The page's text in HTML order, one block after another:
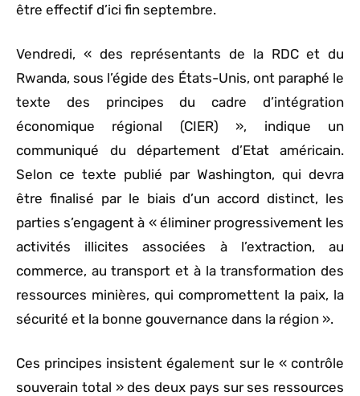
être effectif d’ici fin septembre.
Vendredi, « des représentants de la RDC et du
Rwanda, sous l’égide des États-Unis, ont paraphé le
texte des principes du cadre d’intégration
économique régional (CIER) », indique un
communiqué du département d’Etat américain.
Selon ce texte publié par Washington, qui devra
être finalisé par le biais d’un accord distinct, les
parties s’engagent à « éliminer progressivement les
activités illicites associées à l’extraction, au
commerce, au transport et à la transformation des
ressources minières, qui compromettent la paix, la
sécurité et la bonne gouvernance dans la région ».
Ces principes insistent également sur le « contrôle
souverain total » des deux pays sur ses ressources